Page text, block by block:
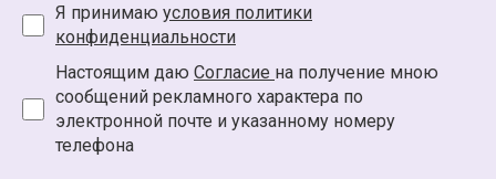
Я принимаю условия политики
конфиденциальности
Настоящим даю Согласие на получение мною
сообщений рекламного характера по
электронной почте и указанному номеру
телефона